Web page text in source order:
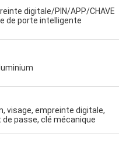
digitale/PIN/APP/CHAVE
de porte intelligente
visage, empreinte digitale,
passe, clé mécanique